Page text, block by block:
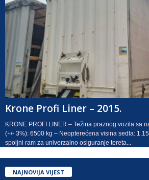
Krone Profi Liner – 2015.
KRONE PROFI LINER – Težina praznog vozila sa
(+/- 3%): 6500 kg – Neopterećena visina sedla:
spoljni ram za univerzalno osiguranje tereta...
NAJNOVIJA VIJEST